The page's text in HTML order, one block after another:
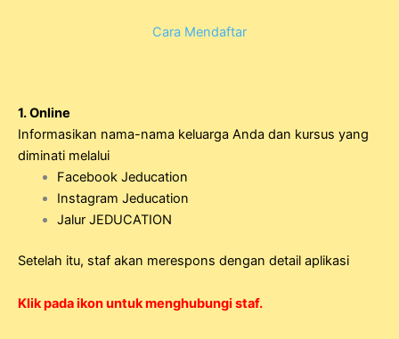
Cara Mendaftar
1. Online
Informasikan nama-nama keluarga Anda dan kursus yang
diminati melalui
Facebook Jeducation
Instagram Jeducation
Jalur JEDUCATION
Setelah itu, staf akan merespons dengan detail aplikasi
Klik pada ikon untuk menghubungi staf.